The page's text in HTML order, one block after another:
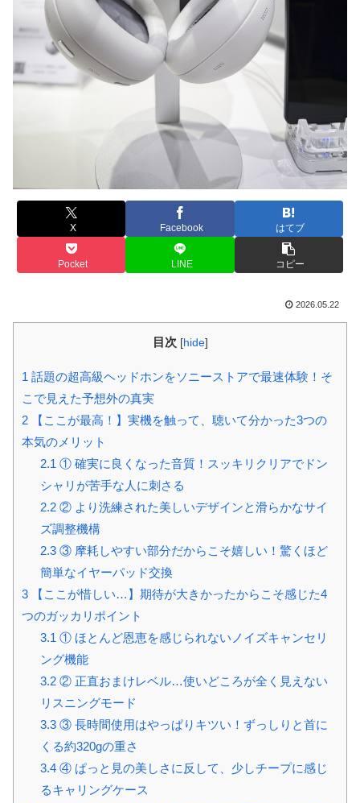
X Facebook はてブ
Pocket LINE コピー
2026.05.22
目次 [hide]
1 話題の超高級ヘッドホンをソニーストアで最速体験！そ
こで見えた予想外の真実
2 【ここが最高！】実機を触って、聴いて分かった3つの
本気のメリット
2.1 ① 確実に良くなった音質！スッキリクリアでドン
シャリが苦手な人に刺さる
2.2② より洗練された美しいデザインと滑らかなサイ
ズ調整機構
2.3③ 摩耗しやすい部分だからこそ嬉しい！驚くほど
簡単なイヤーパッド交換
3 【ここが惜しい…】期待が大きかったからこそ感じた4
つのガッカリポイント
3.1 ① ほとんど恩恵を感じられないノイズキャンセリ
ング機能
3.2② 正直おまけレベル…使いどころが全く見えない
リスニングモード
3.3③ 長時間使用はやっぱりキツい！ずっしりと首に
くる約320gの重さ
3.4④ ぱっと見の美しさに反して、少しチープに感じ
るキャリングケース